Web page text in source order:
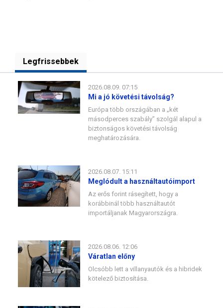
Legfrissebbek
2026.08.09. 07:15
Mi a jó követési távolság?
Európa több országában a „két
másodperces szabály” szolgál alapul a
biztonságos követési távolság
meghatározására.
2026.08.07. 15:11
Meglódult a használtautóimport
Az erős forint rásegített, hogy a
korábbinál több használtautót
importáljanak Magyarországra.
2026.08.06. 12:06
Váratlan előny
Olcsóbb lett a villanyautók és a hibridek
kötelező biztosítása.